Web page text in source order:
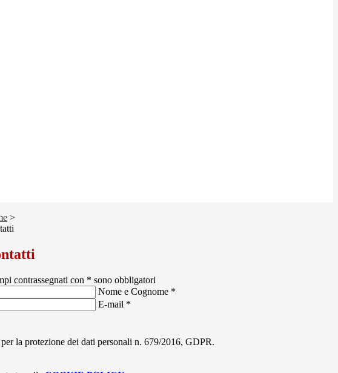
>
contrassegnati con * sono obbligatori
Nome e Cognome *
E-mail *
la protezione dei dati personali n. 679/2016, GDPR.